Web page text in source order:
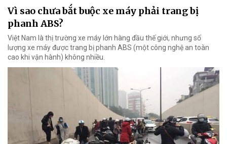
Vì sao chưa bắt buộc xe máy phải trang bị
phanh ABS?
Việt Nam là thị trường xe máy lớn hàng đầu thế giới, nhưng số
lượng xe máy được trang bị phanh ABS (một công nghệ an toàn
cao khi vận hành) không nhiều.